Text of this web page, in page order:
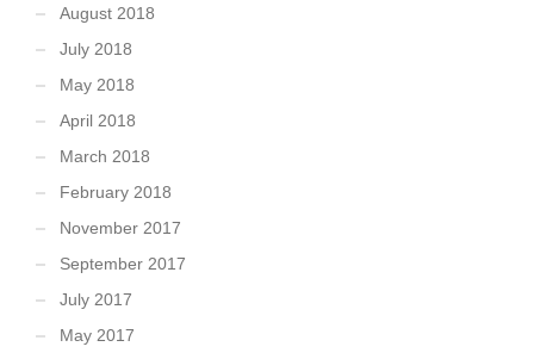
August 2018
July 2018
May 2018
April 2018
March 2018
February 2018
November 2017
September 2017
July 2017
May 2017